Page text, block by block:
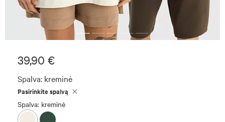
39,90 €
Spalva: kreminė
Pasirinkite spalvą
Spalva: kreminė